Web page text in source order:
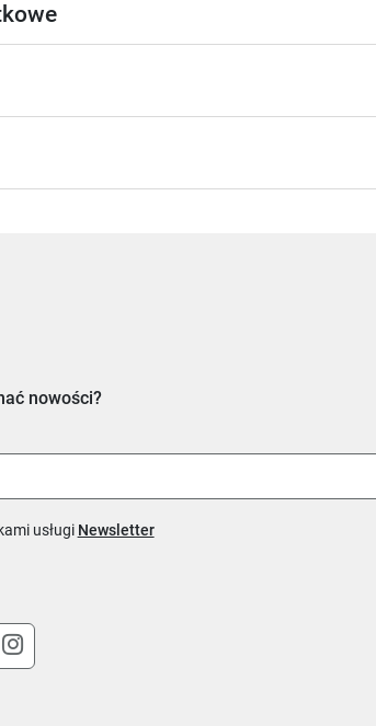
nowości?
usługi Newsletter
się w nowym oknie
się w nowym oknie
link otworzy się w nowym oknie
link otworzy się w nowym oknie
Uwaga, link otworzy się w nowym oknie